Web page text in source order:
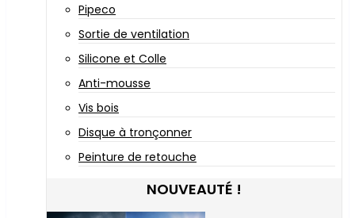
Pipeco
Sortie de ventilation
Silicone et Colle
Anti-mousse
Vis bois
Disque à tronçonner
Peinture de retouche
NOUVEAUTÉ !